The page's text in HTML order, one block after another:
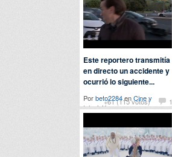
+61 (115 votos) 1
Este reportero transmitía
en directo un accidente y
ocurrió lo siguiente...
Porbeto2284enCine y
televisión